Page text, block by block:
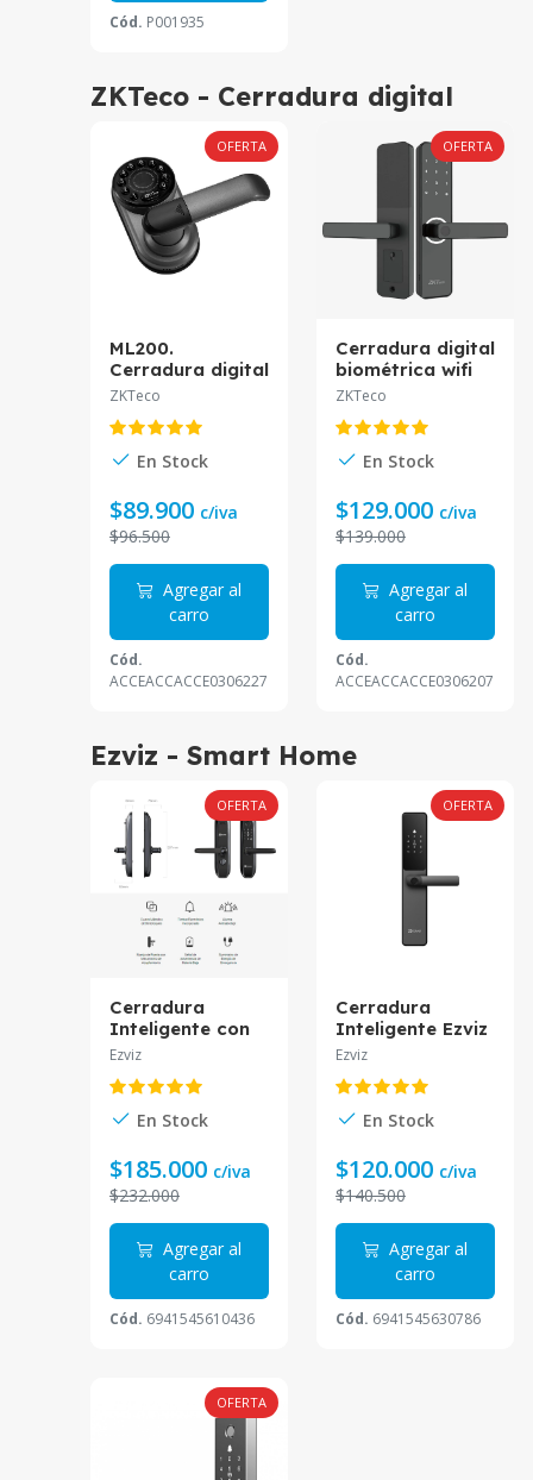
Cód. P001935
ZKTeco - Cerradura digital
OFERTA
ML200.
Cerradura digital
bidireccional con
clave/tarjeta.
comunicación bt,
ZKTeco
En Stock
$89.900 c/iva
$96.500
Agregar al
carro
Cód.
ACCEACCACCE0306227
OFERTA
Cerradura digital
biométrica wifi
bidireccional con
huella/clave/tarj
eta. ML100.
ZKTeco
En Stock
$129.000 c/iva
$139.000
Agregar al
carro
Cód.
ACCEACCACCE0306207
Ezviz - Smart Home
OFERTA
Cerradura
Inteligente con
Teclado y Huella
11FCP(A0)
Ezviz
En Stock
$185.000 c/iva
$232.000
Agregar al
carro
Cód. 6941545610436
OFERTA
Cerradura
Inteligente Ezviz
con Huella
DL05-R100-
WBCP-GR M
Ezviz
En Stock
$120.000 c/iva
$140.500
Agregar al
carro
Cód. 6941545630786
OFERTA